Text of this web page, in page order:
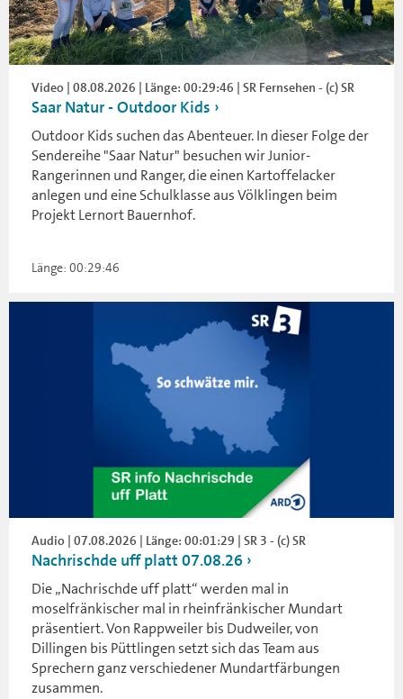
Video | 08.08.2026 | Länge: 00:29:46 | SR Fernsehen - (c) SR
Saar Natur - Outdoor Kids
Outdoor Kids suchen das Abenteuer. In dieser Folge der
Sendereihe "Saar Natur" besuchen wir Junior-
Rangerinnen und Ranger, die einen Kartoffelacker
anlegen und eine Schulklasse aus Völklingen beim
Projekt Lernort Bauernhof.
Länge: 00:29:46
Audio | 07.08.2026 | Länge: 00:01:29 | SR 3 - (c) SR
Nachrischde uff platt 07.08.26
Die „Nachrischde uff platt“ werden mal in
moselfränkischer mal in rheinfränkischer Mundart
präsentiert. Von Rappweiler bis Dudweiler, von
Dillingen bis Püttlingen setzt sich das Team aus
Sprechern ganz verschiedener Mundartfärbungen
zusammen.